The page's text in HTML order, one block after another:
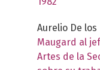
Aurelio De los
Maugard al
Artes de la